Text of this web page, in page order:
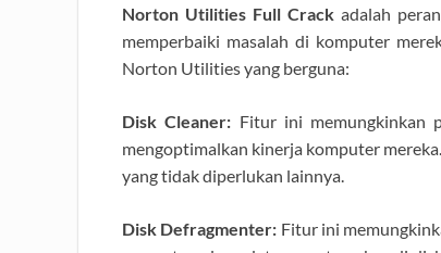
Norton Utilities Full Crackadalah
memperbaiki masalah di komputer
Norton Utilities yang berguna:
Disk Cleaner: Fitur ini memungkinkan
mengoptimalkan kinerja komputer
yang tidak diperlukan lainnya.
Disk Defragmenter: Fitur ini